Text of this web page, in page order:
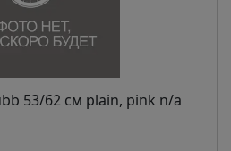
53/62 см plain, pink n/a